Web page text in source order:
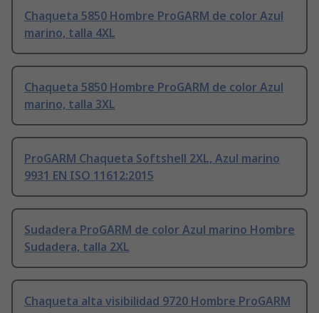
Chaqueta 5850 Hombre ProGARM de color Azul
marino, talla 4XL
Chaqueta 5850 Hombre ProGARM de color Azul
marino, talla 3XL
ProGARM Chaqueta Softshell 2XL, Azul marino
9931 EN ISO 11612:2015
Sudadera ProGARM de color Azul marino Hombre
Sudadera, talla 2XL
Chaqueta alta visibilidad 9720 Hombre ProGARM